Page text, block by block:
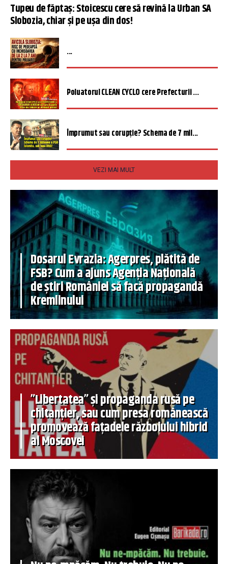
Tupeu de făptaș: Stoicescu cere să revină la Urban SA
Slobozia, chiar și pe ușa din dos!
...
Poluatorul CLEAN CYCLO cere Prefecturii ...
Împrumut sau corupție? Schema de 7 mil...
VEZI MAI MULT
Dosarul Evrazia: Agerpres, plătită de
FSB? Cum a ajuns Agenția Națională
de știri României să facă propagandă
Kremlinului
”Libertatea” și propaganda rusă pe
chitanțier, sau cum presa românească
promovează fațadele războiului hibrid
al Moscovei